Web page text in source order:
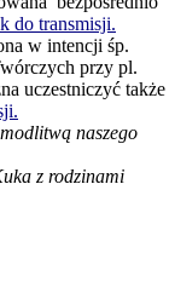
do transmisji.
w intencji śp.
przy pl.
uczestniczyć także
naszego
z rodzinami